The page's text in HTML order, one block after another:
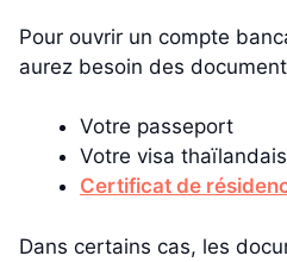
Pour ouvrir un compte
aurez besoin des
Votre passeport
Votre visa
Certificat de
Dans certains cas, les